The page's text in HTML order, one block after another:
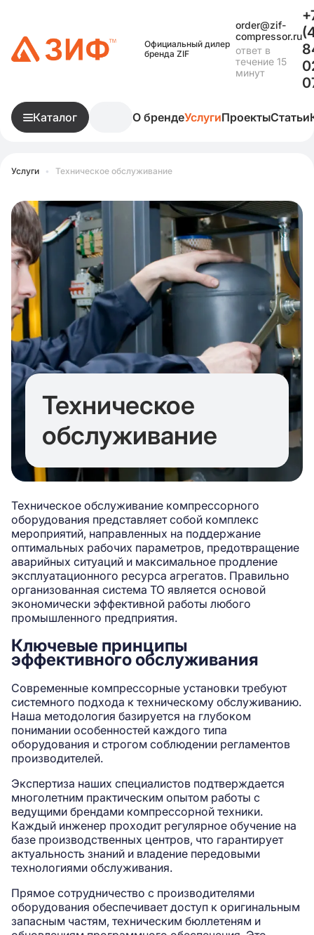
Официальный дилер
бренда ZIF
order@zif-
compressor.ru
ответ в
течение 15
минут
Каталог О брендеУслугиПроектыСтатьи
Услуги • Техническое обслуживание
Техническое
обслуживание
Техническое обслуживание компрессорного
оборудования представляет собой комплекс
мероприятий, направленных на поддержание
оптимальных рабочих параметров, предотвращение
аварийных ситуаций и максимальное продление
эксплуатационного ресурса агрегатов. Правильно
организованная система ТО является основой
экономически эффективной работы любого
промышленного предприятия.
Ключевые принципы
эффективного обслуживания
Современные компрессорные установки требуют
системного подхода к техническому обслуживанию.
Наша методология базируется на глубоком
понимании особенностей каждого типа
оборудования и строгом соблюдении регламентов
производителей.
Экспертиза наших специалистов подтверждается
многолетним практическим опытом работы с
ведущими брендами компрессорной техники.
Каждый инженер проходит регулярное обучение на
базе производственных центров, что гарантирует
актуальность знаний и владение передовыми
технологиями обслуживания.
Прямое сотрудничество с производителями
оборудования обеспечивает доступ к оригинальным
запасным частям, техническим бюллетеням и